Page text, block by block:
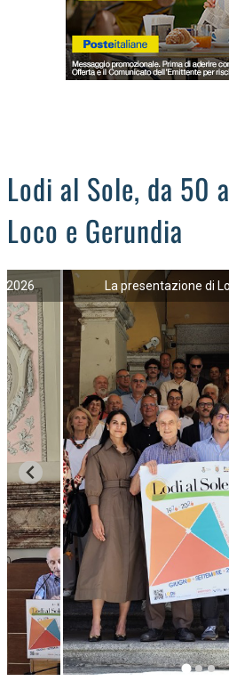
NECROLOGI
Lodi al Sole, da 50
Loco e Gerundia
2026 La presentazione di